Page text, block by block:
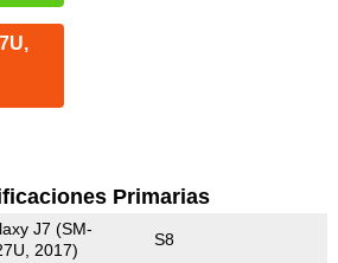
Primarias
J7 (SM-
2017)
S8